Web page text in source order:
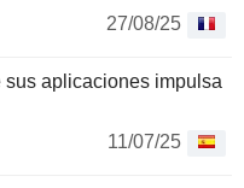
27/08/25
sus aplicaciones impulsa
11/07/25